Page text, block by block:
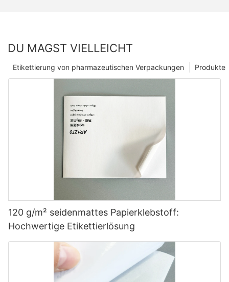
DU MAGST VIELLEICHT
Produkte
Etikettierung von pharmazeutischen Verpackungen
120 g/m² seidenmattes Papierklebstoff:
Hochwertige Etikettierlösung